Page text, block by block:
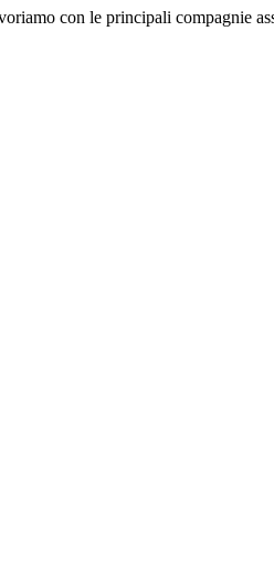
con le principali compagnie